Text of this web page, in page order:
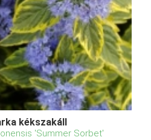
kékszakáll
'Summer Sorbet'